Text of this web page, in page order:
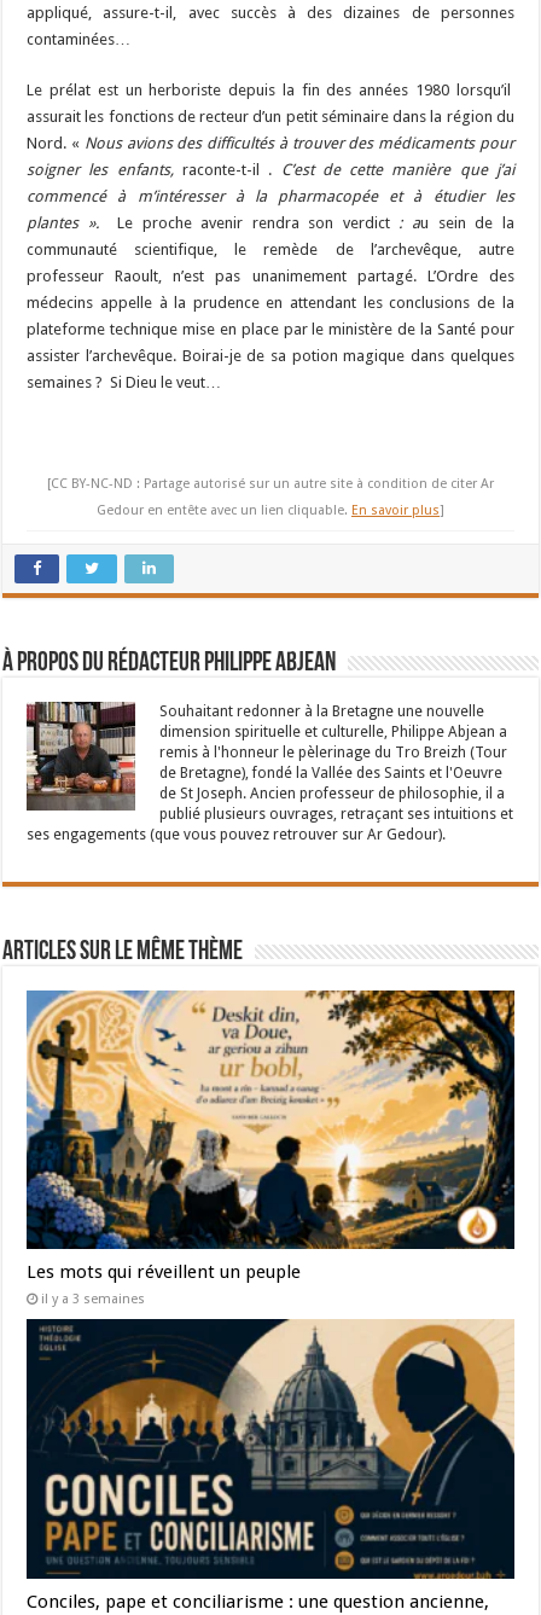
appliqué, assure-t-il, avec succès à des dizaines de personnes
contaminées…
Le prélat est un herboriste depuis la fin des années 1980 lorsqu’il
assurait les fonctions de recteur d’un petit séminaire dans la région du
Nord. « Nous avions des difficultés à trouver des médicaments pour
soigner les enfants,raconte-t-il . C’est de cette manière que j’ai
commencé à m’intéresser à la pharmacopée et à étudier les
plantes ».
Le proche avenir rendra son verdict: au sein de la
communauté scientifique, le remède de l’archevêque, autre
professeur Raoult, n’est pas unanimement partagé. L’Ordre des
médecins appelle à la prudence en attendant les conclusions de la
plateforme technique mise en place par le ministère de la Santé pour
assister l’archevêque. Boirai-je de sa potion magique dans quelques
semaines ? Si Dieu le veut…
[CC BY-NC-ND : Partage autorisé sur un autre site à condition de citer Ar
Gedour en entête avec un lien cliquable. En savoir plus]
À propos du rédacteur Philippe Abjean
Souhaitant redonner à la Bretagne une nouvelle
dimension spirituelle et culturelle, Philippe Abjean a
remis à l'honneur le pèlerinage du Tro Breizh (Tour
de Bretagne), fondé la Vallée des Saints et l'Oeuvre
de St Joseph. Ancien professeur de philosophie, il a
publié plusieurs ouvrages, retraçant ses intuitions et
ses engagements (que vous pouvez retrouver sur Ar Gedour).
Articles sur le même thème
Les mots qui réveillent un peuple
il y a 3 semaines
Conciles, pape et conciliarisme : une question ancienne,